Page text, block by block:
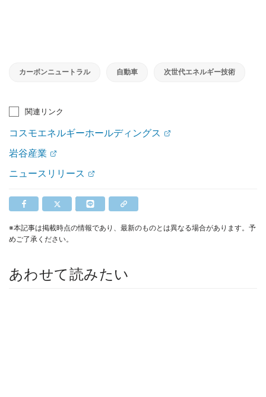
カーボンニュートラル 自動車 次世代エネルギー技術
関連リンク
コスモエネルギーホールディングス
岩谷産業
ニュースリリース
※本記事は掲載時点の情報であり、最新のものとは異なる場合があります。予
めご了承ください。
あわせて読みたい